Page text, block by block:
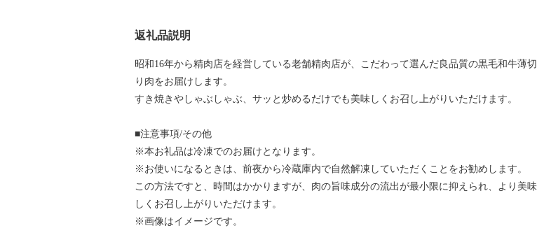
返礼品説明
昭和16年から精肉店を経営している老舗精肉店が、こだわって選んだ良品質の黒毛和牛薄切
り肉をお届けします。
すき焼きやしゃぶしゃぶ、サッと炒めるだけでも美味しくお召し上がりいただけます。
■注意事項/その他
※本お礼品は冷凍でのお届けとなります。
※お使いになるときは、前夜から冷蔵庫内で自然解凍していただくことをお勧めします。
この方法ですと、時間はかかりますが、肉の旨味成分の流出が最小限に抑えられ、より美味
しくお召し上がりいただけます。
※画像はイメージです。